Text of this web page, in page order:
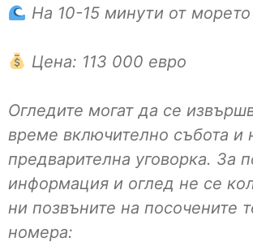
На 10-15 минути от морето
Цена: 113 000 евро
Огледите могат да се
време включително събота и
предварителна уговорка. За
информация и оглед не се
ни позвъните на посочените
номера: